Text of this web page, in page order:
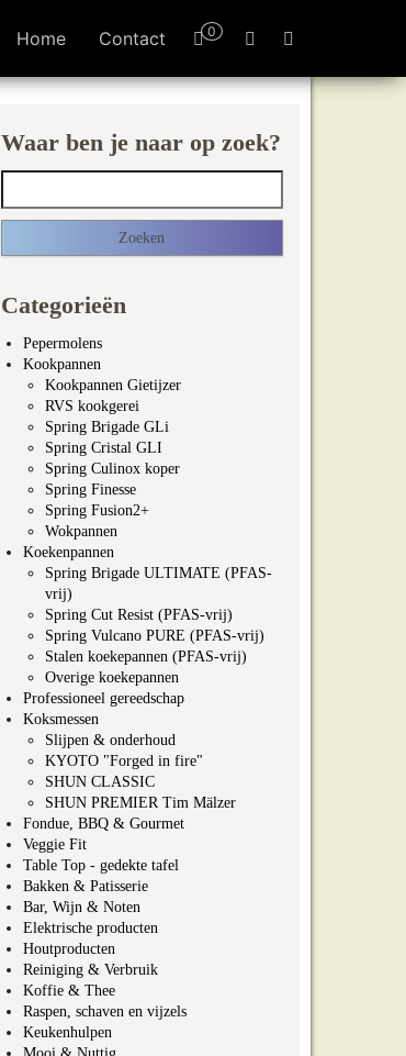
0
Home Contact
Waar ben je naar op zoek?
Categorieën
Pepermolens
Kookpannen
Kookpannen Gietijzer
RVS kookgerei
Spring Brigade GLi
Spring Cristal GLI
Spring Culinox koper
Spring Finesse
Spring Fusion2+
Wokpannen
Koekenpannen
Spring Brigade ULTIMATE (PFAS-
vrij)
Spring Cut Resist (PFAS-vrij)
Spring Vulcano PURE (PFAS-vrij)
Stalen koekepannen (PFAS-vrij)
Overige koekepannen
Professioneel gereedschap
Koksmessen
Slijpen & onderhoud
KYOTO "Forged in fire"
SHUN CLASSIC
SHUN PREMIER Tim Mälzer
Fondue, BBQ & Gourmet
Veggie Fit
Table Top - gedekte tafel
Bakken & Patisserie
Bar, Wijn & Noten
Elektrische producten
Houtproducten
Reiniging & Verbruik
Koffie & Thee
Raspen, schaven en vijzels
Keukenhulpen